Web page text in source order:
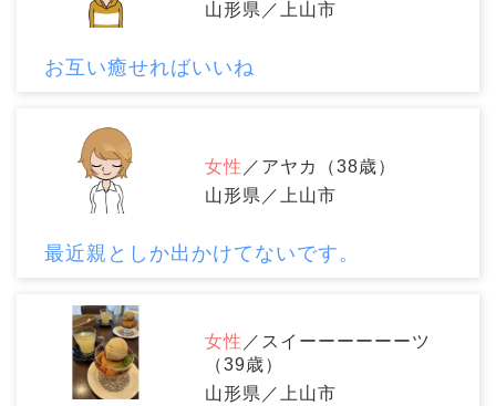
山形県／上山市
お互い癒せればいいね
女性 ／アヤカ（38歳）
山形県／上山市
最近親としか出かけてないです。
女性 ／スイーーーーーーツ
（39歳）
山形県／上山市